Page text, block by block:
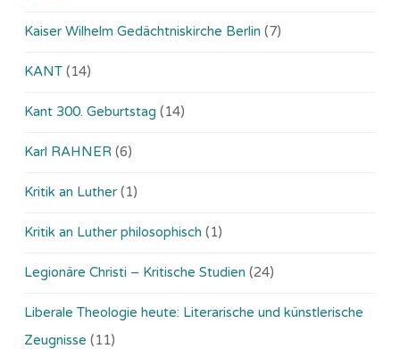
Kaiser Wilhelm Gedächtniskirche Berlin (7)
KANT (14)
Kant 300. Geburtstag (14)
Karl RAHNER (6)
Kritik an Luther (1)
Kritik an Luther philosophisch (1)
Legionäre Christi – Kritische Studien (24)
Liberale Theologie heute: Literarische und künstlerische
Zeugnisse (11)